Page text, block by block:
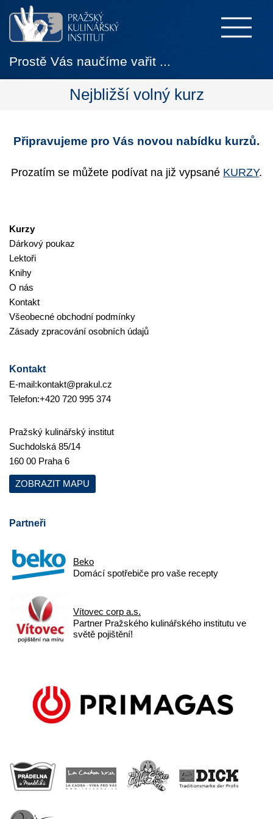
Prostě Vás naučíme vařit ...
Nejbližší volný kurz
Připravujeme pro Vás novou nabídku kurzů.
Prozatím se můžete podívat na již vypsané KURZY.
Kurzy
Dárkový poukaz
Lektoři
Knihy
O nás
Kontakt
Všeobecné obchodní podmínky
Zásady zpracování osobních údajů
Kontakt
E-mail:kontakt@prakul.cz
Telefon:+420 720 995 374
Pražský kulinářský institut
Suchdolská 85/14
160 00 Praha 6
ZOBRAZIT MAPU
Partneři
Beko
Domácí spotřebiče pro vaše recepty
Vítovec corp a.s.
Partner Pražského kulinářského institutu ve
světě pojištění!